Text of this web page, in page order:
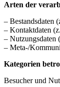
Arten der
– Bestandsdaten
– Kontaktdaten
– Nutzungsdaten
– Meta-/
Kategorien
Besucher und